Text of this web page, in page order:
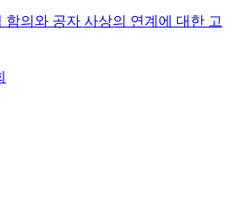
함의와 공자 사상의 연계에 대한 고